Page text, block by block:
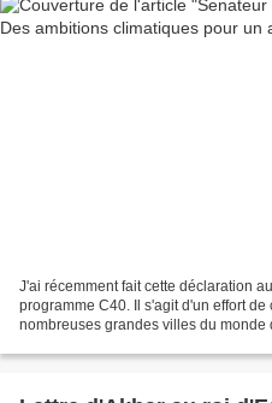
J'ai récemment fait cette déclaration
programme C40. Il s'agit d'un effort
nombreuses grandes villes du monde